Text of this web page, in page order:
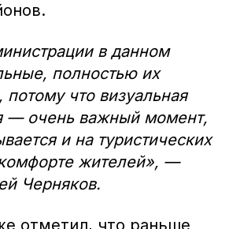
в данном
полностью их
что визуальная
— очень важный момент,
и на туристических
жителей», —
Черняков.
отметил, что раньше